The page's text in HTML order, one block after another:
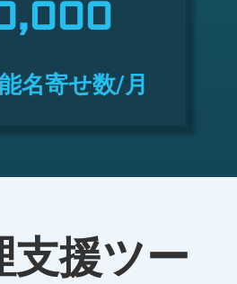
名寄せ数/月
支援ツー